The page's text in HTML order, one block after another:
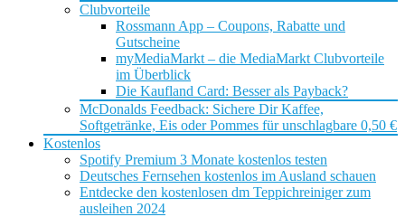
Clubvorteile
Rossmann App – Coupons, Rabatte und
Gutscheine
myMediaMarkt – die MediaMarkt Clubvorteile
im Überblick
Die Kaufland Card: Besser als Payback?
McDonalds Feedback: Sichere Dir Kaffee,
Softgetränke, Eis oder Pommes für unschlagbare 0,50 €
Kostenlos
Spotify Premium 3 Monate kostenlos testen
Deutsches Fernsehen kostenlos im Ausland schauen
Entdecke den kostenlosen dm Teppichreiniger zum
ausleihen 2024